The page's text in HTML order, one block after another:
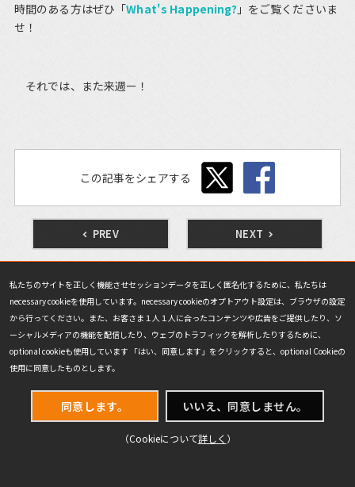
時間のある方はぜひ「What's Happening? 」をご覧くださいま
せ！
それでは、また来週ー！
この記事をシェアする
PREV NEXT
津村健志の「先取り！」スタンダード・アナライズ 一覧
読み物トップ
私たちのサイトを正しく機能させセッションデータを正しく匿名化するために、私たちは
necessary cookieを使用しています。necessary cookieのオプトアウト設定は、ブラウザの設定
から行ってください。また、お客さま１人１人に合ったコンテンツや広告をご提供したり、ソ
ーシャルメディアの機能を配信したり、ウェブのトラフィックを解析したりするために、
optional cookieも使用しています 「はい、同意します」をクリックすると、optional Cookieの
使用に同意したものとします。
同意します。 いいえ、同意しません。
（Cookieについて詳しく ）